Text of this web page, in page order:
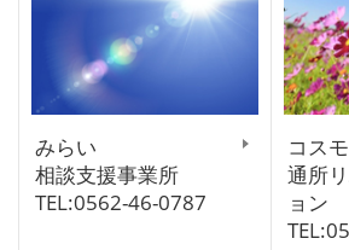
みらい
相談支援事業所
TEL:0562-46-0787
コス
通所
ョン